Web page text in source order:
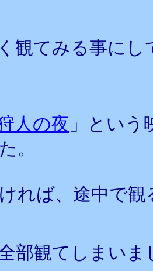
観てみる事にし
人の夜 」とい
。
れば、途中で
部観てしまいま